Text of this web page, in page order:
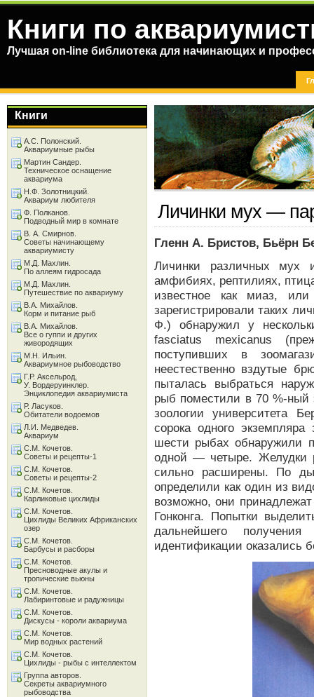
Книги по
Лучшая on-line библиотека для начинающих и
Личинки мух —
Гленн А. Бристов, Бьёрн
Личинки различных мух
амфибиях, рептилиях,
известное как миаз,
зарегистрировали таких
Ф.) обнаружил у
fasciatus mexicanus
поступивших в
неестественно вздутые
пыталась выбраться
рыб поместили в 70 %-ный
зоологии университета
сорока одного
шести рыбах
одной — четыре. Желудки
сильно расширены. По
определили как один из
возможно, они
Гонконга. Попытки
дальнейшего
идентификации оказались
Книги
А.С. Полонский.
Аквариумные рыбы
Мартин Сандер.
Техническое оснащение
аквариума
Н.Ф. Золотницкий.
Аквариум любителя
Ф. Полканов.
Подводный мир в комнате
В. А. Смирнов.
Советы начинающему
аквариумисту
М.Д. Махлин.
По аллеям гидросада
М.Д. Махлин.
Путешествие по аквариуму
В.А. Михайлов.
Корм и питание рыб
В.А. Михайлов.
Все о гуппи и других
живородящих
М.Н. Ильин.
Аквариумное рыбоводство
Г.Р. Аксельрод,
У. Вордеруинклер.
Энциклопедия аквариумиста
Р. Ласуков.
Обитатели водоемов
Л.И. Медведев.
Аквариум
С.М. Кочетов.
Советы и рецепты-1
С.М. Кочетов.
Советы и рецепты-2
С.М. Кочетов.
Карликовые цихлиды
С.М. Кочетов.
Цихлиды Великих Африканских
озер
С.М. Кочетов.
Барбусы и расборы
С.М. Кочетов.
Пресноводные акулы и
тропические вьюны
С.М. Кочетов.
Лабиринтовые и радужницы
С.М. Кочетов.
Дискусы - короли аквариума
С.М. Кочетов.
Мир водных растений
С.М. Кочетов.
Цихлиды - рыбы с интеллектом
Группа авторов.
Секреты аквариумного
рыбоводства